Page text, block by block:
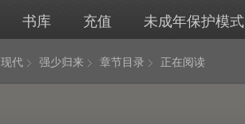
书库 充值 未成年保护模式
现代 强少归来 章节目录 正在阅读